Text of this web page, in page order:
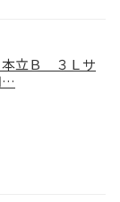
立Ｂ ３Ｌサ
…